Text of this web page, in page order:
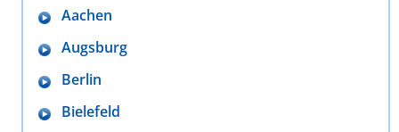
Aachen
Augsburg
Berlin
Bielefeld